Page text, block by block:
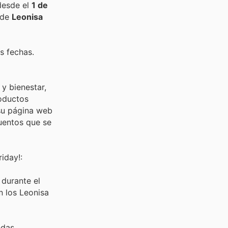
el 1 de
Leonisa
fechas.
bienestar,
página web
que se
el
los Leonisa